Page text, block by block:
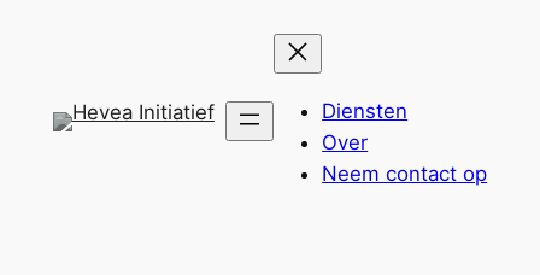
inhoud
Diensten
Over
Neem contact op